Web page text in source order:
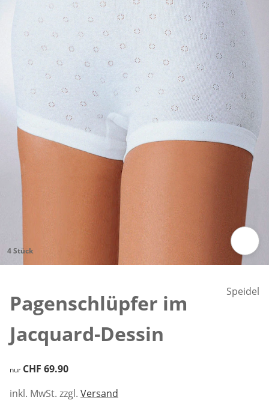
4 Stück
Pagenschlüpfer im
Jacquard-Dessin
CHF 69.90
nur CHF 69.90
inkl. MwSt. zzgl. Versand
Speidel